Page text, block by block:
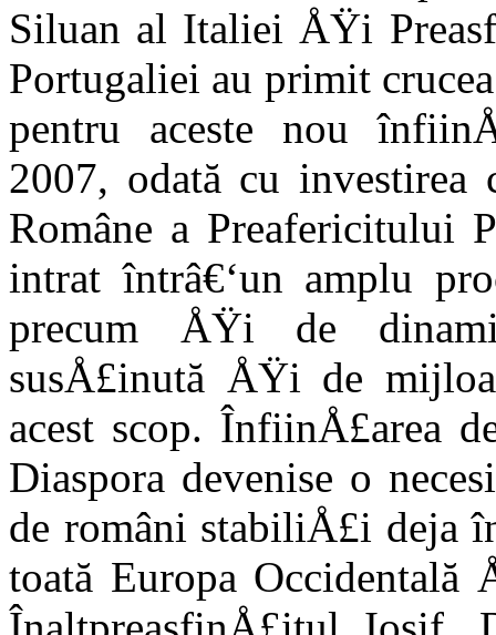
Siluan al Italiei ÅŸi
Portugaliei au primit
pentru aceste nou
2007, odată cu
Române a Preafericitului
intrat întrâ€‘un amplu
precum ÅŸi de
susÅ£inută ÅŸi de
acest scop. ÎnfiinÅ£area
Diaspora devenise o
de români stabiliÅ£i deja
toată Europa Occidentală